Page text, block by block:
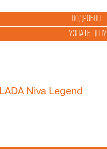
Подробнее
Узнать цену
LADA Niva Legend